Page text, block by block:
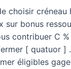
choisir créneau
sur bonus
contribuer C %
[ quatuor ]
éligibles gage